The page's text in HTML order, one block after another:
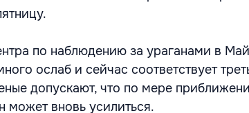
по наблюдению за ураганами в
ослаб и сейчас соответствует
допускают, что по мере
может вновь усилиться.